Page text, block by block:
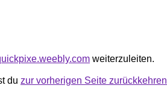
weiterzuleiten.
du zur vorherigen Seite zurückkehren